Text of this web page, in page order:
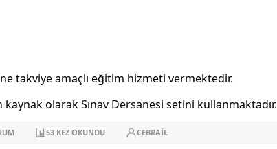
takviye amaçlı eğitim hizmeti vermektedir.
olarak Sınav Dersanesi setini kullanmaktadır.
53 KEZ OKUNDU CEBRAIL